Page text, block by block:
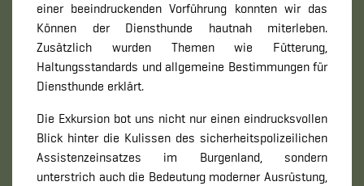
einer beeindruckenden Vorführung konnten wir das
Können der Diensthunde hautnah miterleben.
Zusätzlich wurden Themen wie Fütterung,
Haltungsstandards und allgemeine Bestimmungen für
Diensthunde erklärt.
Die Exkursion bot uns nicht nur einen eindrucksvollen
Blick hinter die Kulissen des sicherheitspolizeilichen
Assistenzeinsatzes im Burgenland, sondern
unterstrich auch die Bedeutung moderner Ausrüstung,